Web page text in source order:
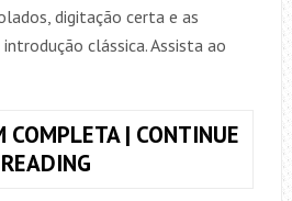
digitação certa e as
clássica. Assista ao
COMPLETA | CONTINUE
READINGCOMO